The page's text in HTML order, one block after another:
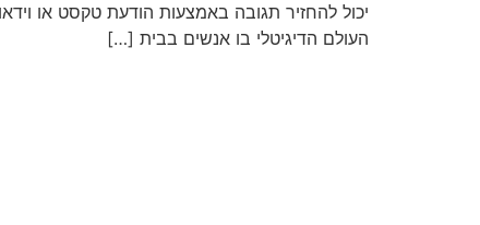
יכול להחזיר תגובה באמצעות הודעת טקסט או
העולם הדיגיטלי בו אנשים בבית […]